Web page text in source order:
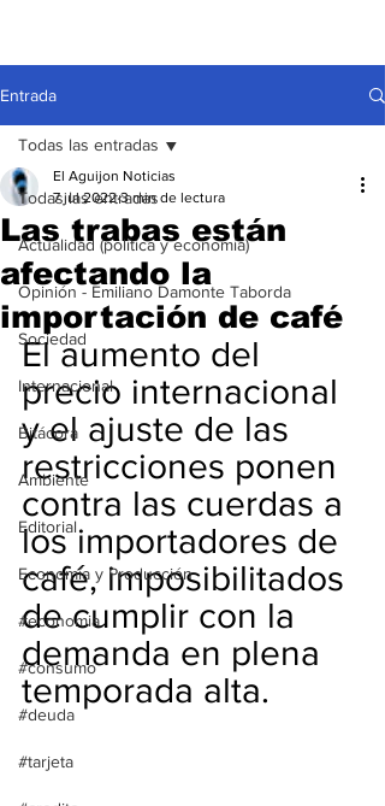
Entrada
Todas las entradas
Actualidad (política y economía)
Opinión - Emiliano Damonte Taborda
Sociedad
Internacional
Bitácora
Ambiente
Editorial
Economía y Producción
#economia
#consumo
#deuda
#tarjeta
Todas las entradas
Las trabas están
afectando la
importación de café
El Aguijon Noticias
7 jul 2022 3 min de lectura
El aumento del
precio internacional
y el ajuste de las
restricciones ponen
contra las cuerdas a
los importadores de
café, imposibilitados
de cumplir con la
demanda en plena
temporada alta.